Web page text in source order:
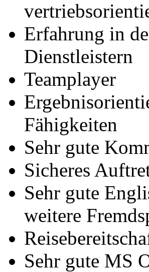
Erfahrung in
Dienstleistern
Teamplayer
Fähigkeiten
Sehr gute
Sicheres
Sehr gute
weitere
Sehr gute MS